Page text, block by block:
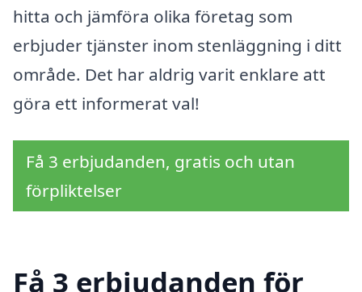
hitta och jämföra olika företag som
erbjuder tjänster inom stenläggning i ditt
område. Det har aldrig varit enklare att
göra ett informerat val!
Få 3 erbjudanden, gratis och utan
förpliktelser
Få 3 erbjudanden för